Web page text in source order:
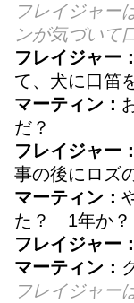
フレイジャー
ンが気づいて
フレイジャー
て、犬に口笛
マーティン：
だ？
フレイジャー
事の後にロズ
マーティン：
た？ 1年か？
フレイジャー
マーティン：
フレイジャー